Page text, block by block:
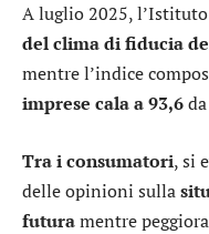
A luglio 2025,
del clima di fiducia
mentre l’indice
imprese calaa 93,6
Tra i consumatori, si
delle opinioni sulla
futuramentre